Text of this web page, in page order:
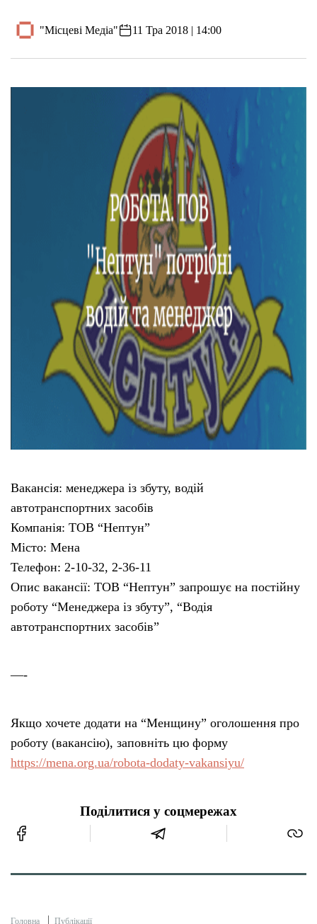
"Місцеві Медіа" 11 Тра 2018 | 14:00
Вакансія: менеджера із збуту, водій
автотранспортних засобів
Компанія: ТОВ “Нептун”
Місто: Мена
Телефон: 2-10-32, 2-36-11
Опис вакансії: ТОВ “Нептун” запрошує на постійну
роботу “Менеджера із збуту”, “Водія
автотранспортних засобів”
—-
Якщо хочете додати на “Менщину” оголошення про
роботу (вакансію), заповніть цю форму
https://mena.org.ua/robota-dodaty-vakansiyu/
Поділитися у соцмережах
Головна Публікації